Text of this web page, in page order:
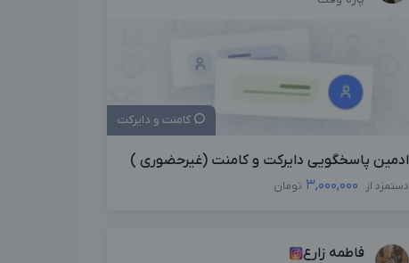
کامنت و دایرکت
ادمین پاسخگویی دایرکت و کامنت (غیرحضوری )
دستمزد از 3,000,000 تومان
فاطمه زارع